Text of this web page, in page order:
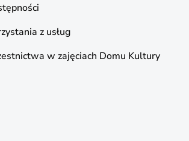
z usług
w zajęciach Domu Kultury